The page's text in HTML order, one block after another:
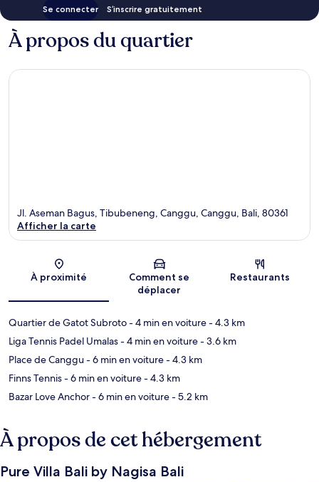
Se connecter S’inscrire gratuitement
À propos du quartier
Carte
Jl. Aseman Bagus, Tibubeneng, Canggu, Canggu, Bali, 80361
Afficher la carte
À proximité
Comment se
déplacer
Restaurants
Quartier de Gatot Subroto- 4 min en voiture- 4.3 km
Liga Tennis Padel Umalas- 4 min en voiture- 3.6 km
Place de Canggu- 6 min en voiture- 4.3 km
Finns Tennis- 6 min en voiture- 4.3 km
Bazar Love Anchor- 6 min en voiture- 5.2 km
À propos de cet hébergement
Pure Villa Bali by Nagisa Bali